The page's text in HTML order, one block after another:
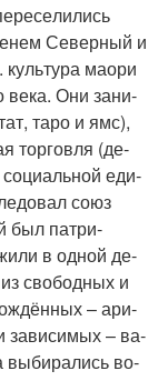
Се­вер­ный и
мао­ри
ве­ка. Они за­ни­
та­ро и ямс),
тор­гов­ля (де­
со­ци­аль­ной еди­
со­юз
бы­л пат­ри­
в од­ной де­
сво­бод­ных и
– ари­
за­ви­си­мых – ва­
вы­би­ра­лись во­